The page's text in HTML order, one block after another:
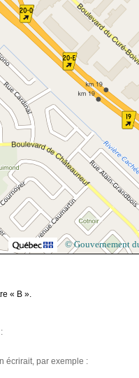
© Gouvernement
« B ».
écrirait, par exemple :